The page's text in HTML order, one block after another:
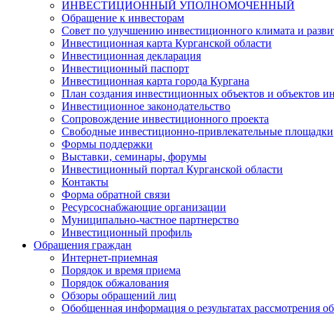
ИНВЕСТИЦИОННЫЙ УПОЛНОМОЧЕННЫЙ
Обращение к инвесторам
Совет по улучшению инвестиционного климата и
Инвестиционная карта Курганской области
Инвестиционная декларация
Инвестиционный паспорт
Инвестиционная карта города Кургана
План создания инвестиционных объектов и объектов
Инвестиционное законодательство
Сопровождение инвестиционного проекта
Свободные инвестиционно-привлекательные площадки
Формы поддержки
Выставки, семинары, форумы
Инвестиционный портал Курганской области
Контакты
Форма обратной связи
Ресурсоснабжающие организации
Муниципально-частное партнерство
Инвестиционный профиль
Обращения граждан
Интернет-приемная
Порядок и время приема
Порядок обжалования
Обзоры обращений лиц
Обобщенная информация о результатах рассмотрения